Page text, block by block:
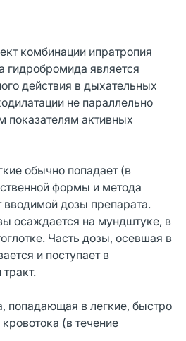
комбинации ипратропия
гидробромида является
действия в дыхательных
не параллельно
показателям активных
обычно попадает (в
формы и метода
вводимой дозы препарата.
осаждается на мундштуке, в
Часть дозы, осевшая в
и поступает в
попадающая в легкие, быстро
(в течение